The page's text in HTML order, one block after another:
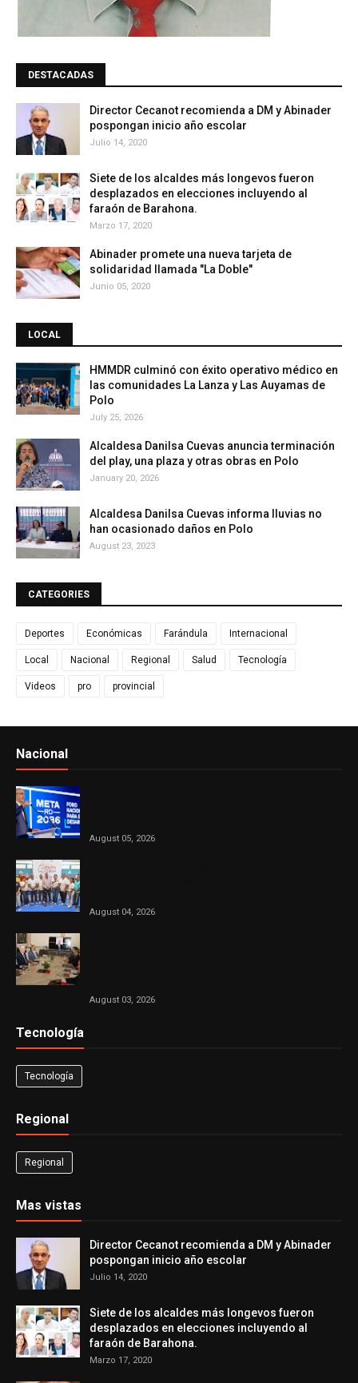
DESTACADAS
Director Cecanot recomienda a DM y Abinader
pospongan inicio año escolar
Julio 14, 2020
Siete de los alcaldes más longevos fueron
desplazados en elecciones incluyendo al
faraón de Barahona.
Marzo 17, 2020
Abinader promete una nueva tarjeta de
solidaridad llamada "La Doble"
Junio 05, 2020
LOCAL
HMMDR culminó con éxito operativo médico en
las comunidades La Lanza y Las Auyamas de
Polo
July 25, 2026
Alcaldesa Danilsa Cuevas anuncia terminación
del play, una plaza y otras obras en Polo
January 20, 2026
Alcaldesa Danilsa Cuevas informa lluvias no
han ocasionado daños en Polo
August 23, 2023
CATEGORIES
Deportes Económicas Farándula Internacional
Local Nacional Regional Salud Tecnología
Videos pro provincial
Nacional
August 05, 2026
August 04, 2026
August 03, 2026
Tecnología
Tecnología
Regional
Regional
Mas vistas
Director Cecanot recomienda a DM y Abinader
pospongan inicio año escolar
Julio 14, 2020
Siete de los alcaldes más longevos fueron
desplazados en elecciones incluyendo al
faraón de Barahona.
Marzo 17, 2020